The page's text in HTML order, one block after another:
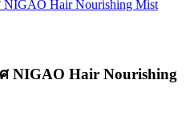
NIGAO Hair Nourishing